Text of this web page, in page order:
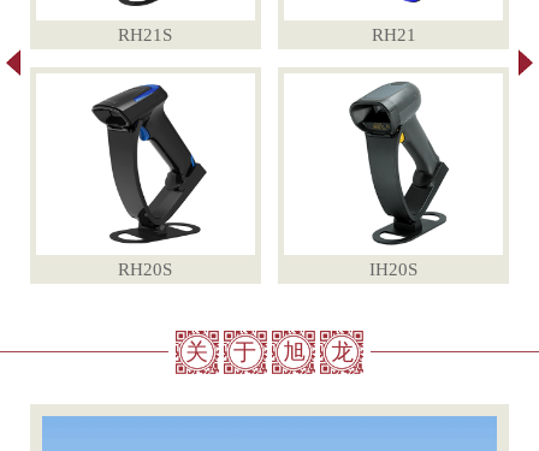
RH21S RH21
RH20S IH20S
关 于 旭 龙